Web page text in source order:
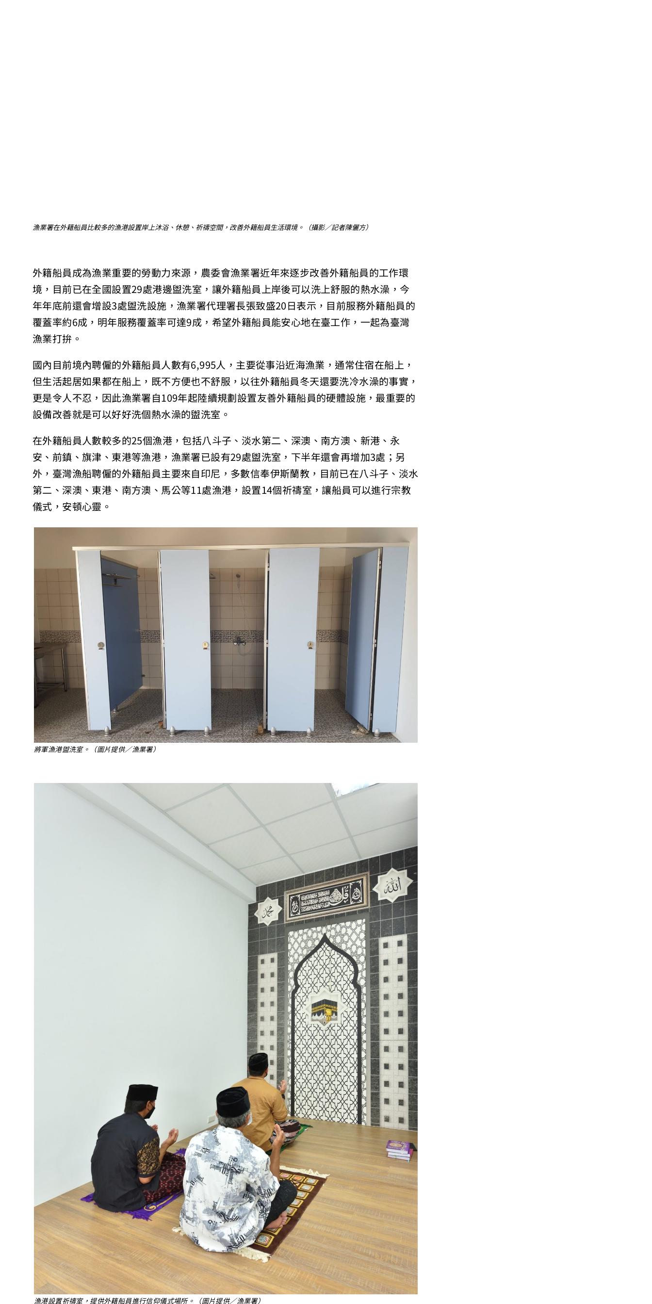
漁業署在外籍船員比較多的漁港設置岸上沐浴、休憩、祈禱空間，改善外籍船員生活環境。（攝影／記者陳儷方）
外籍船員成為漁業重要的勞動力來源，農委會漁業署近年來逐步改善外籍船員的工作環
境，目前已在全國設置29處港邊盥洗室，讓外籍船員上岸後可以洗上舒服的熱水澡，今
年年底前還會增設3處盥洗設施，漁業署代理署長張致盛20日表示，目前服務外籍船員的
覆蓋率約6成，明年服務覆蓋率可達9成，希望外籍船員能安心地在臺工作，一起為臺灣
漁業打拚。
國內目前境內聘僱的外籍船員人數有6,995人，主要從事沿近海漁業，通常住宿在船上，
但生活起居如果都在船上，既不方便也不舒服，以往外籍船員冬天還要洗冷水澡的事實，
更是令人不忍，因此漁業署自109年起陸續規劃設置友善外籍船員的硬體設施，最重要的
設備改善就是可以好好洗個熱水澡的盥洗室。
在外籍船員人數較多的25個漁港，包括八斗子、淡水第二、深澳、南方澳、新港、永
安、前鎮、旗津、東港等漁港，漁業署已設有29處盥洗室，下半年還會再增加3處；另
外，臺灣漁船聘僱的外籍船員主要來自印尼，多數信奉伊斯蘭教，目前已在八斗子、淡水
第二、深澳、東港、南方澳、馬公等11處漁港，設置14個祈禱室，讓船員可以進行宗教
儀式，安頓心靈。
將軍漁港盥洗室。（圖片提供／漁業署）